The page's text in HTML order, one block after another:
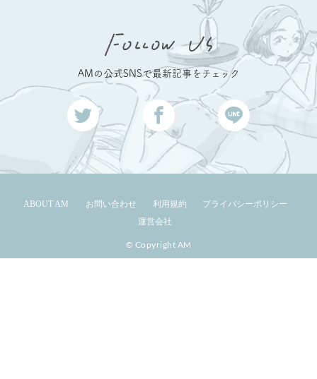
AMの公式SNSで最新記事をチェック
ABOUT AM お問い合わせ 利用規約
プライバシーポリシー
運営会社
© Copyright AM